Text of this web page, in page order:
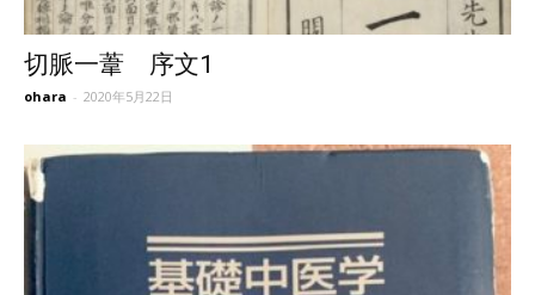
切脈一葦 序文1
ohara - 2020年5月22日